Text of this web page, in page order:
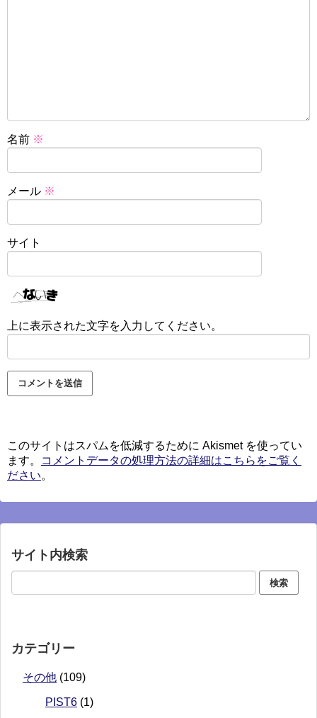
名前 ※
メール ※
サイト
上に表示された文字を入力してください。
このサイトはスパムを低減するために Akismet を使ってい
ます。
コメントデータの処理方法の詳細はこちらをご覧く
ださい。
サイト内検索
カテゴリー
その他 (109)
PIST6 (1)